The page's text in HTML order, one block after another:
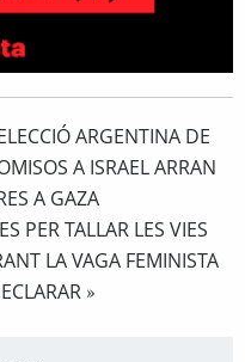
ARGENTINA DE
A ISRAEL ARRAN
A GAZA
PER TALLAR LES VIES
LA VAGA FEMINISTA
»